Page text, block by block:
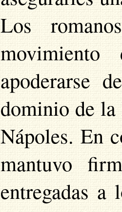
Los
apoderarse
dominio de la
Nápoles. En
mantuvo
entregadas a